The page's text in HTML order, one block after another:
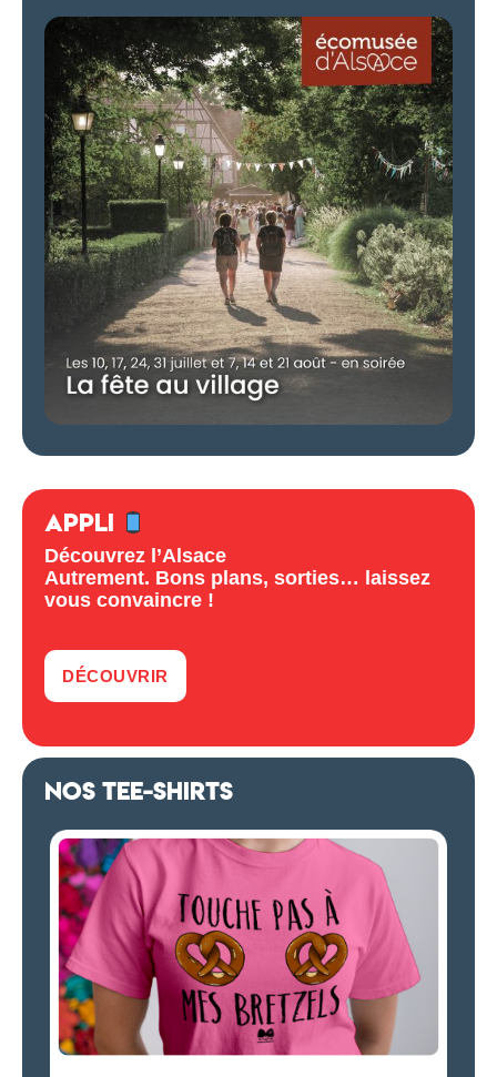
APPLI
Découvrez l’Alsace
Autrement. Bons plans, sorties… laissez
vous convaincre !
DÉCOUVRIR
NOS TEE-SHIRTS